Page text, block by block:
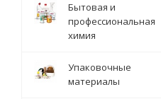
Бытовая и
профессиональная
химия
Упаковочные
материалы